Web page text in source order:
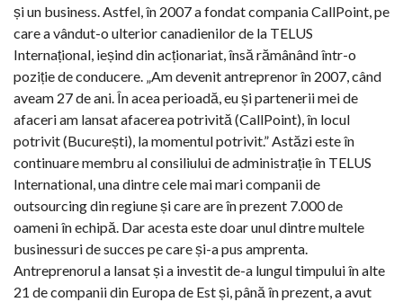
și un business. Astfel, în 2007 a fondat compania CallPoint, pe
care a vândut-o ulterior canadienilor de la TELUS
Internațional, ieșind din acționariat, însă rămânând într-o
poziție de conducere. „Am devenit antreprenor în 2007, când
aveam 27 de ani. În acea perioadă, eu și partenerii mei de
afaceri am lansat afacerea potrivită (CallPoint), în locul
potrivit (București), la momentul potrivit.” Astăzi este în
continuare membru al consiliului de administrație în TELUS
International, una dintre cele mai mari companii de
outsourcing din regiune și care are în prezent 7.000 de
oameni în echipă. Dar acesta este doar unul dintre multele
businessuri de succes pe care și-a pus amprenta.
Antreprenorul a lansat și a investit de-a lungul timpului în alte
21 de companii din Europa de Est și, până în prezent, a avut